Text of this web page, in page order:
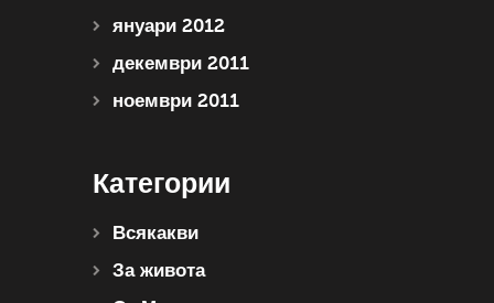
януари 2012
декември 2011
ноември 2011
Категории
Всякакви
За живота